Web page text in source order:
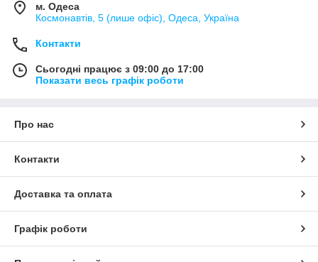
м. Одеса
Космонавтів, 5 (лише офіс), Одеса, Україна
Контакти
Сьогодні працює з 09:00 до 17:00
Показати весь графік роботи
Про нас
Контакти
Доставка та оплата
Графік роботи